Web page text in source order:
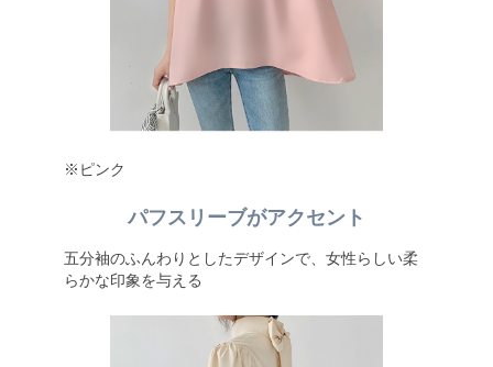
※ピンク
パフスリーブがアクセント
五分袖のふんわりとしたデザインで、女性らしい柔
らかな印象を与える